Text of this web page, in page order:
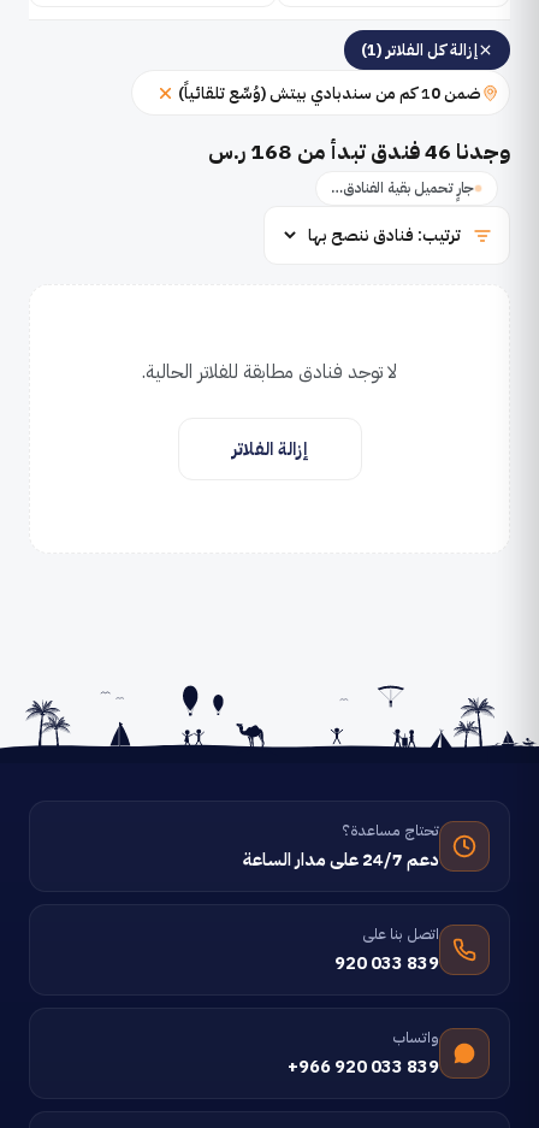
إزالة كل الفلاتر (1)
ضمن 10 كم من سندبادي بيتش (وُسِّع تلقائياً)
وجدنا 46فندق تبدأ من 168 ر.س
جارٍ تحميل بقية الفنادق…
لا توجد فنادق مطابقة للفلاتر الحالية.
إزالة الفلاتر
تحتاج مساعدة؟
دعم 24/7 على مدار الساعة
اتصل بنا على
920 033 839
واتساب
+966 920 033 839